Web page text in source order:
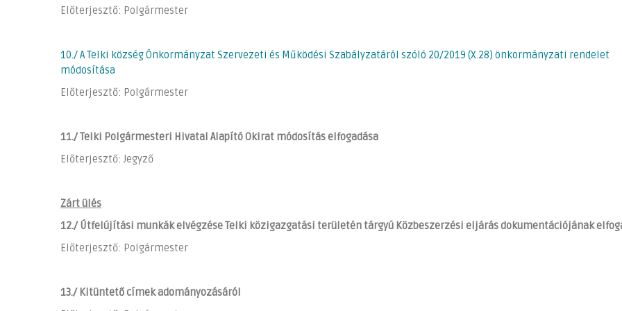
Előterjesztő: Polgármester
10./ A Telki község Önkormányzat Szervezeti és Működési Szabályzatáról szóló 20/2019 (X.28) önkormányzati rendelet
módosítása
Előterjesztő: Polgármester
11./ Telki Polgármesteri Hivatal Alapító Okirat módosítás elfogadása
Előterjesztő: Jegyző
Zárt ülés
12./ Útfelújítási munkák elvégzése Telki közigazgatási területén tárgyú Közbeszerzési eljárás dokumentációjának
Előterjesztő: Polgármester
13./ Kitüntető címek adományozásáról